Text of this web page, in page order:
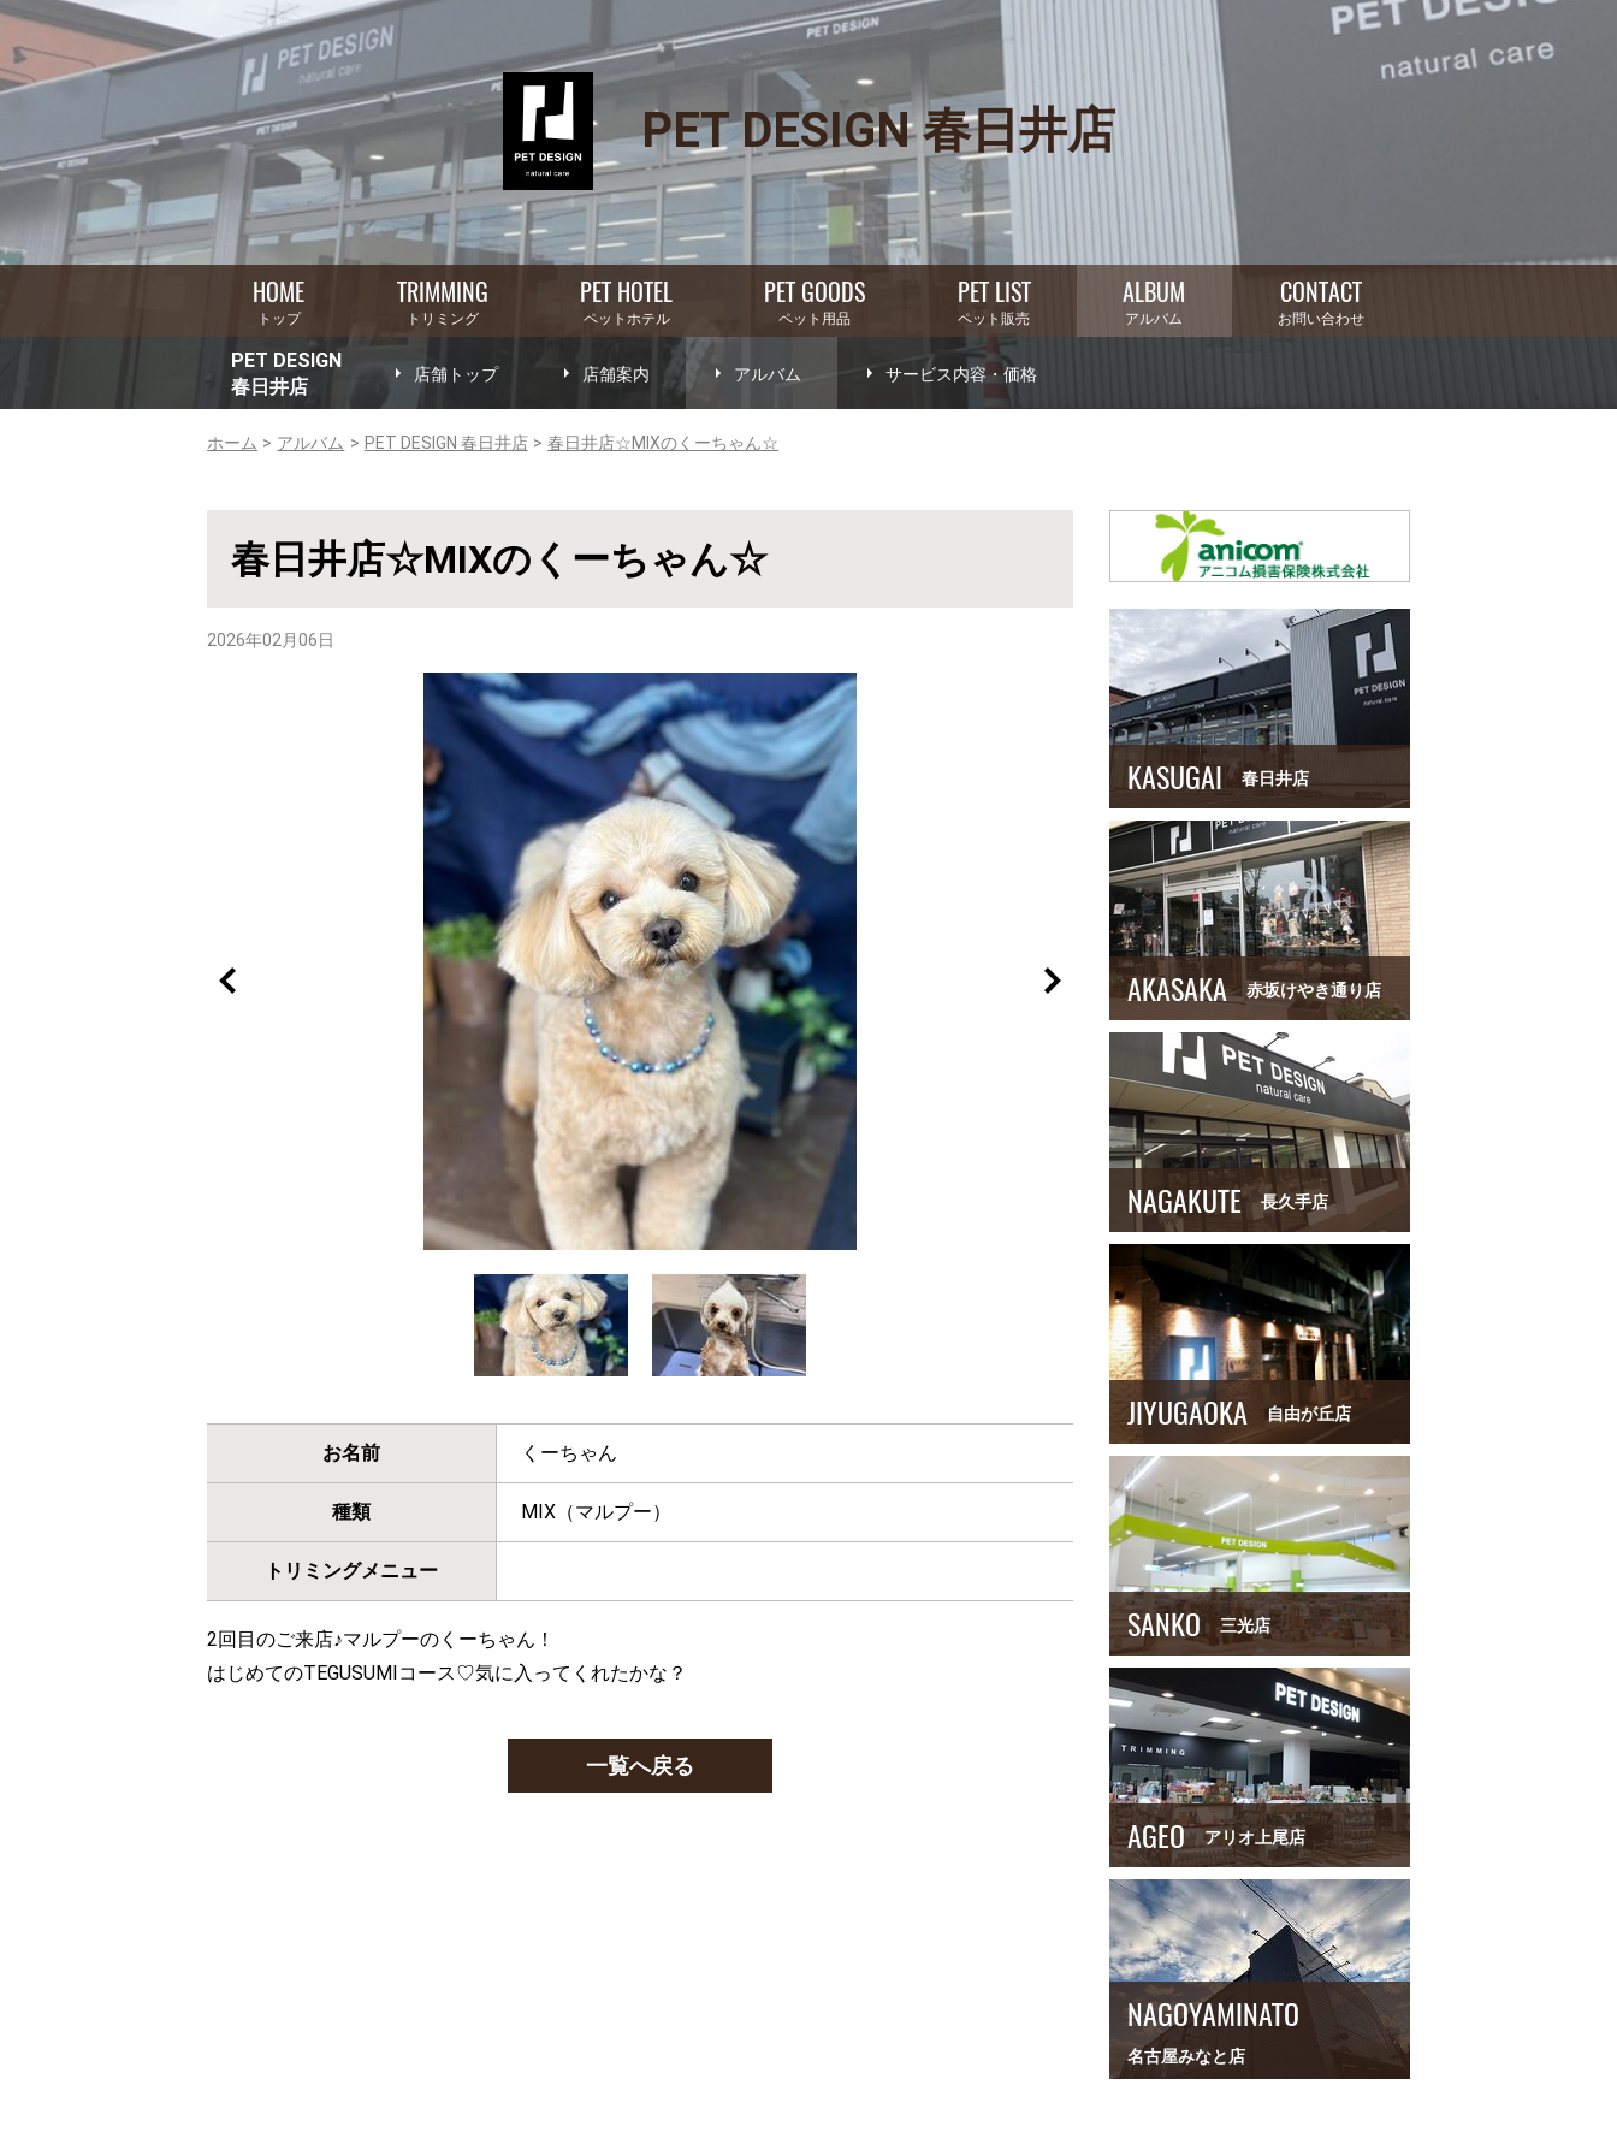
PET DESIGN 春日井店
HOME
トップ
TRIMMING
トリミング
PET HOTEL
ペットホテル
PET GOODS
ペット用品
PET LIST
ペット販売
ALBUM
アルバム
CONTACT
お問い合わせ
PET DESIGN
春日井店
店舗トップ 店舗案内 アルバム サービス内容・価格
ホーム アルバム PET DESIGN 春日井店 春日井店☆MIXのくーちゃん☆
春日井店☆MIXのくーちゃん☆
2026年02月06日
お名前 くーちゃん
種類 MIX（マルプー）
トリミングメニュー
2回目のご来店♪マルプーのくーちゃん！
はじめてのTEGUSUMIコース♡気に入ってくれたかな？
一覧へ戻る
KASUGAI 春日井店
AKASAKA 赤坂けやき通り店
NAGAKUTE 長久手店
JIYUGAOKA 自由が丘店
SANKO 三光店
AGEO アリオ上尾店
NAGOYAMINATO
名古屋みなと店